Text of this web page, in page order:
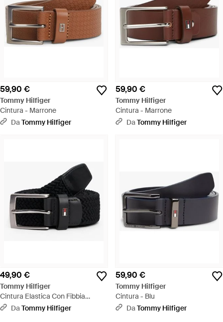
59,90 €
Tommy Hilfiger
Cintura - Marrone
DaTommy Hilfiger
59,90 €
Tommy Hilfiger
Cintura - Marrone
DaTommy Hilfiger
49,90 €
Tommy Hilfiger
Cintura Elastica Con Fibbia
Quadrata - Nero
DaTommy Hilfiger
59,90 €
Tommy Hilfiger
Cintura - Blu
DaTommy Hilfiger